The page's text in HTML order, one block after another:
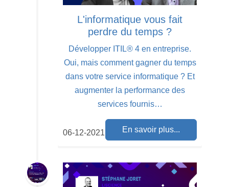
L'informatique vous fait
perdre du temps ?
Développer ITIL® 4 en entreprise.
Oui, mais comment gagner du temps
dans votre service informatique ? Et
augmenter la performance des
services fournis…
En savoir plus...
06-12-2021